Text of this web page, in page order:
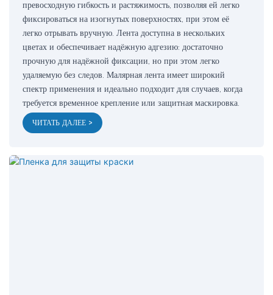
превосходную гибкость и растяжимость, позволяя ей легко
фиксироваться на изогнутых поверхностях, при этом её
легко отрывать вручную. Лента доступна в нескольких
цветах и ​​обеспечивает надёжную адгезию: достаточно
прочную для надёжной фиксации, но при этом легко
удаляемую без следов. Малярная лента имеет широкий
спектр применения и идеально подходит для случаев, когда
требуется временное крепление или защитная маскировка.
ЧИТАТЬ ДАЛЕЕ >